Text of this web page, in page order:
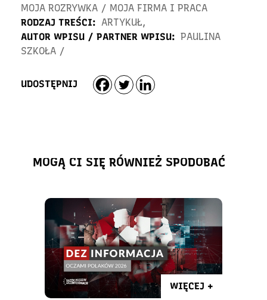
MOJA ROZRYWKA / MOJA FIRMA I PRACA
RODZAJ TREŚCI: ARTYKUŁ,
AUTOR WPISU / PARTNER WPISU: PAULINA
SZKOŁA /
UDOSTĘPNIJ
MOGĄ CI SIĘ RÓWNIEŻ SPODOBAĆ
WIĘCEJ +